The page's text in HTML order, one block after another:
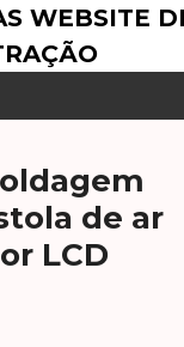
WEBSITE
de ar
LCD